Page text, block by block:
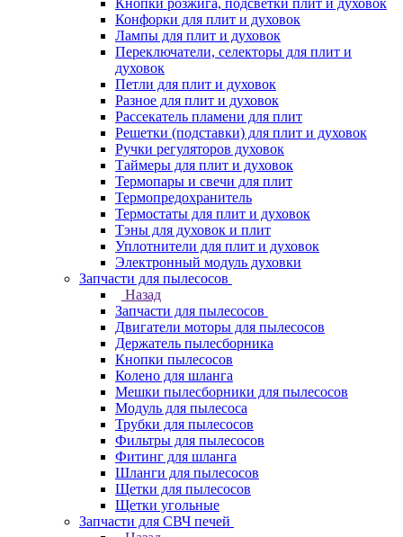
Кнопки розжига, подсветки плит и духовок
Конфорки для плит и духовок
Лампы для плит и духовок
Переключатели, селекторы для плит и
духовок
Петли для плит и духовок
Разное для плит и духовок
Рассекатель пламени для плит
Решетки (подставки) для плит и духовок
Ручки регуляторов духовок
Таймеры для плит и духовок
Термопары и свечи для плит
Термопредохранитель
Термостаты для плит и духовок
Тэны для духовок и плит
Уплотнители для плит и духовок
Электронный модуль духовки
Запчасти для пылесосов
Назад
Запчасти для пылесосов
Двигатели моторы для пылесосов
Держатель пылесборника
Кнопки пылесосов
Колено для шланга
Мешки пылесборники для пылесосов
Модуль для пылесоса
Трубки для пылесосов
Фильтры для пылесосов
Фитинг для шланга
Шланги для пылесосов
Щетки для пылесосов
Щетки угольные
Запчасти для СВЧ печей